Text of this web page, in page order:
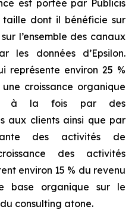
est portée par Publicis
dont il bénéficie sur
l’ensemble des canaux
les données d’Epsilon.
représente environ 25 %
croissance organique
à la fois par des
aux clients ainsi que par
des activités de
des activités
environ 15 % du revenu
base organique sur le
consulting atone.